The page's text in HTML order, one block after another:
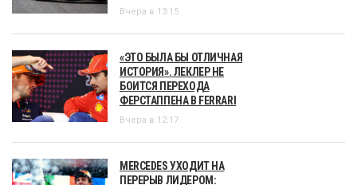
Вчера в 13:15
«ЭТО БЫЛА БЫ ОТЛИЧНАЯ
ИСТОРИЯ». ЛЕКЛЕР НЕ
БОИТСЯ ПЕРЕХОДА
ФЕРСТАППЕНА В FERRARI
Вчера в 12:17
MERCEDES УХОДИТ НА
ПЕРЕРЫВ ЛИДЕРОМ: